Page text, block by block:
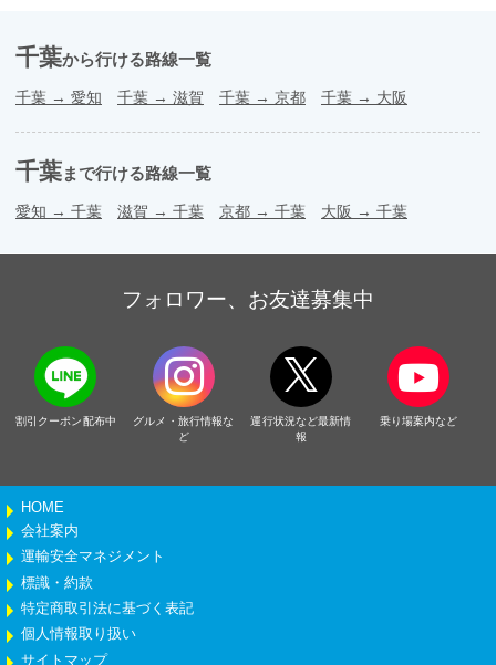
千葉から行ける路線一覧
千葉 → 愛知 千葉 → 滋賀 千葉 → 京都 千葉 → 大阪
千葉まで行ける路線一覧
愛知 → 千葉 滋賀 → 千葉 京都 → 千葉 大阪 → 千葉
フォロワー、お友達募集中
割引クーポン配布中
グルメ・旅行情報な
ど
運行状況など最新情
報
乗り場案内など
HOME
会社案内
運輸安全マネジメント
標識・約款
特定商取引法に基づく表記
個人情報取り扱い
サイトマップ